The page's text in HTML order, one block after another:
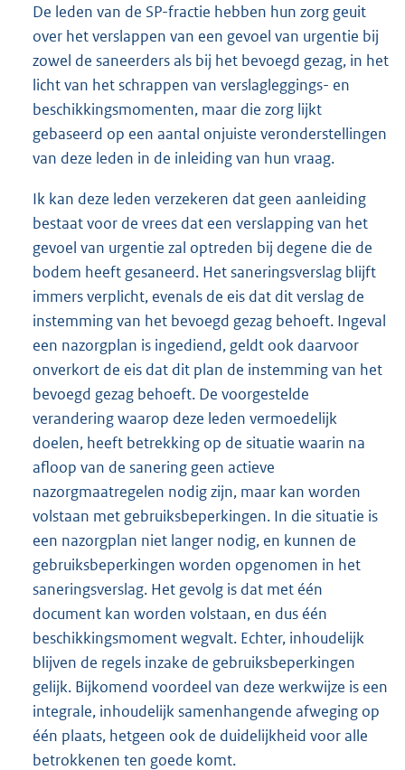
De leden van de SP-fractie hebben hun zorg geuit
over het verslappen van een gevoel van urgentie bij
zowel de saneerders als bij het bevoegd gezag, in het
licht van het schrappen van verslagleggings- en
beschikkingsmomenten, maar die zorg lijkt
gebaseerd op een aantal onjuiste veronderstellingen
van deze leden in de inleiding van hun vraag.
Ik kan deze leden verzekeren dat geen aanleiding
bestaat voor de vrees dat een verslapping van het
gevoel van urgentie zal optreden bij degene die de
bodem heeft gesaneerd. Het saneringsverslag blijft
immers verplicht, evenals de eis dat dit verslag de
instemming van het bevoegd gezag behoeft. Ingeval
een nazorgplan is ingediend, geldt ook daarvoor
onverkort de eis dat dit plan de instemming van het
bevoegd gezag behoeft. De voorgestelde
verandering waarop deze leden vermoedelijk
doelen, heeft betrekking op de situatie waarin na
afloop van de sanering geen actieve
nazorgmaatregelen nodig zijn, maar kan worden
volstaan met gebruiksbeperkingen. In die situatie is
een nazorgplan niet langer nodig, en kunnen de
gebruiksbeperkingen worden opgenomen in het
saneringsverslag. Het gevolg is dat met één
document kan worden volstaan, en dus één
beschikkingsmoment wegvalt. Echter, inhoudelijk
blijven de regels inzake de gebruiksbeperkingen
gelijk. Bijkomend voordeel van deze werkwijze is een
integrale, inhoudelijk samenhangende afweging op
één plaats, hetgeen ook de duidelijkheid voor alle
betrokkenen ten goede komt.